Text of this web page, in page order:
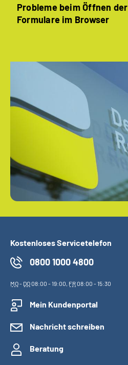
Probleme beim Öffnen der
Formulare im Browser
Kostenloses Servicetelefon
0800 1000 4800
MO- DO08:00 - 19:00, FR08:00 - 15:30
Mein Kundenportal
Nachricht schreiben
Beratung